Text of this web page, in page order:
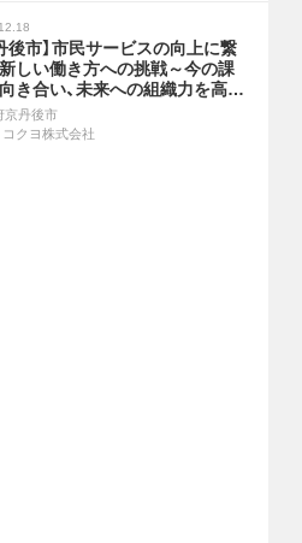
後市】市民サービスの向上に繋
しい働き方への挑戦～今の課
き合い、未来への組織力を高め
方改革・窓口改革の裏側～
京丹後市
コクヨ株式会社